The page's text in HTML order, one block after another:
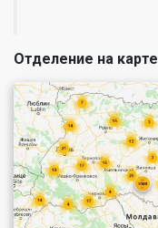
Отделение на карте